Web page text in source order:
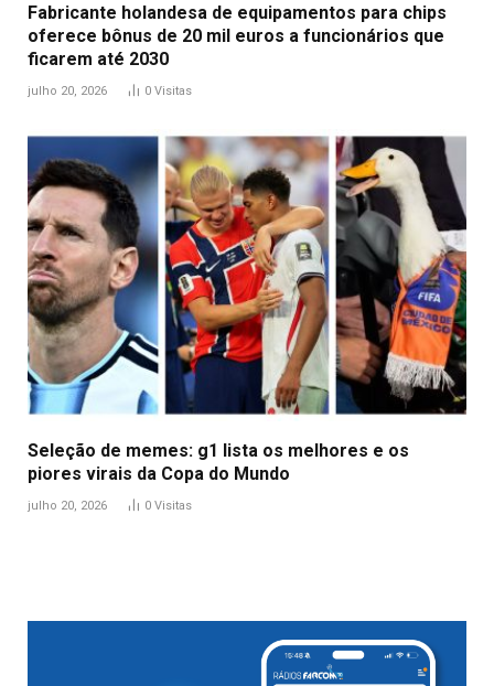
Fabricante holandesa de equipamentos para chips
oferece bônus de 20 mil euros a funcionários que
ficarem até 2030
julho 20, 2026 0 Visitas
Seleção de memes: g1 lista os melhores e os
piores virais da Copa do Mundo
julho 20, 2026 0 Visitas